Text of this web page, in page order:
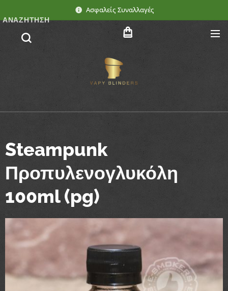
Ασφαλείς Συναλλαγές
ΑΝΑΖΉΤΗΣΗ
Steampunk
Προπυλενογλυκόλη
100ml (pg)